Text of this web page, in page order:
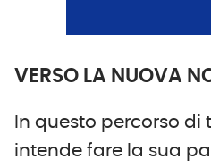
VERSO LA NUOVA
In questo percorso di
intende fare la sua